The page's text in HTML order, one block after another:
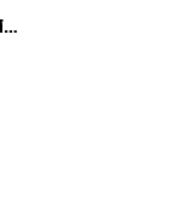
PHILIPS เครื่องฟอกอากาศ รุ่น AC650/10